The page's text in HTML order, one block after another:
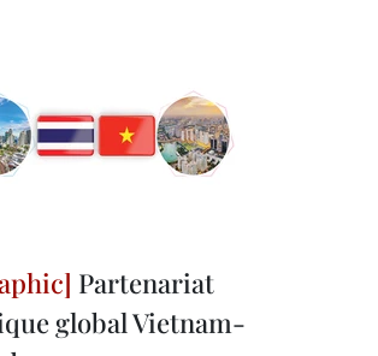
Partenariat
global Vietnam-